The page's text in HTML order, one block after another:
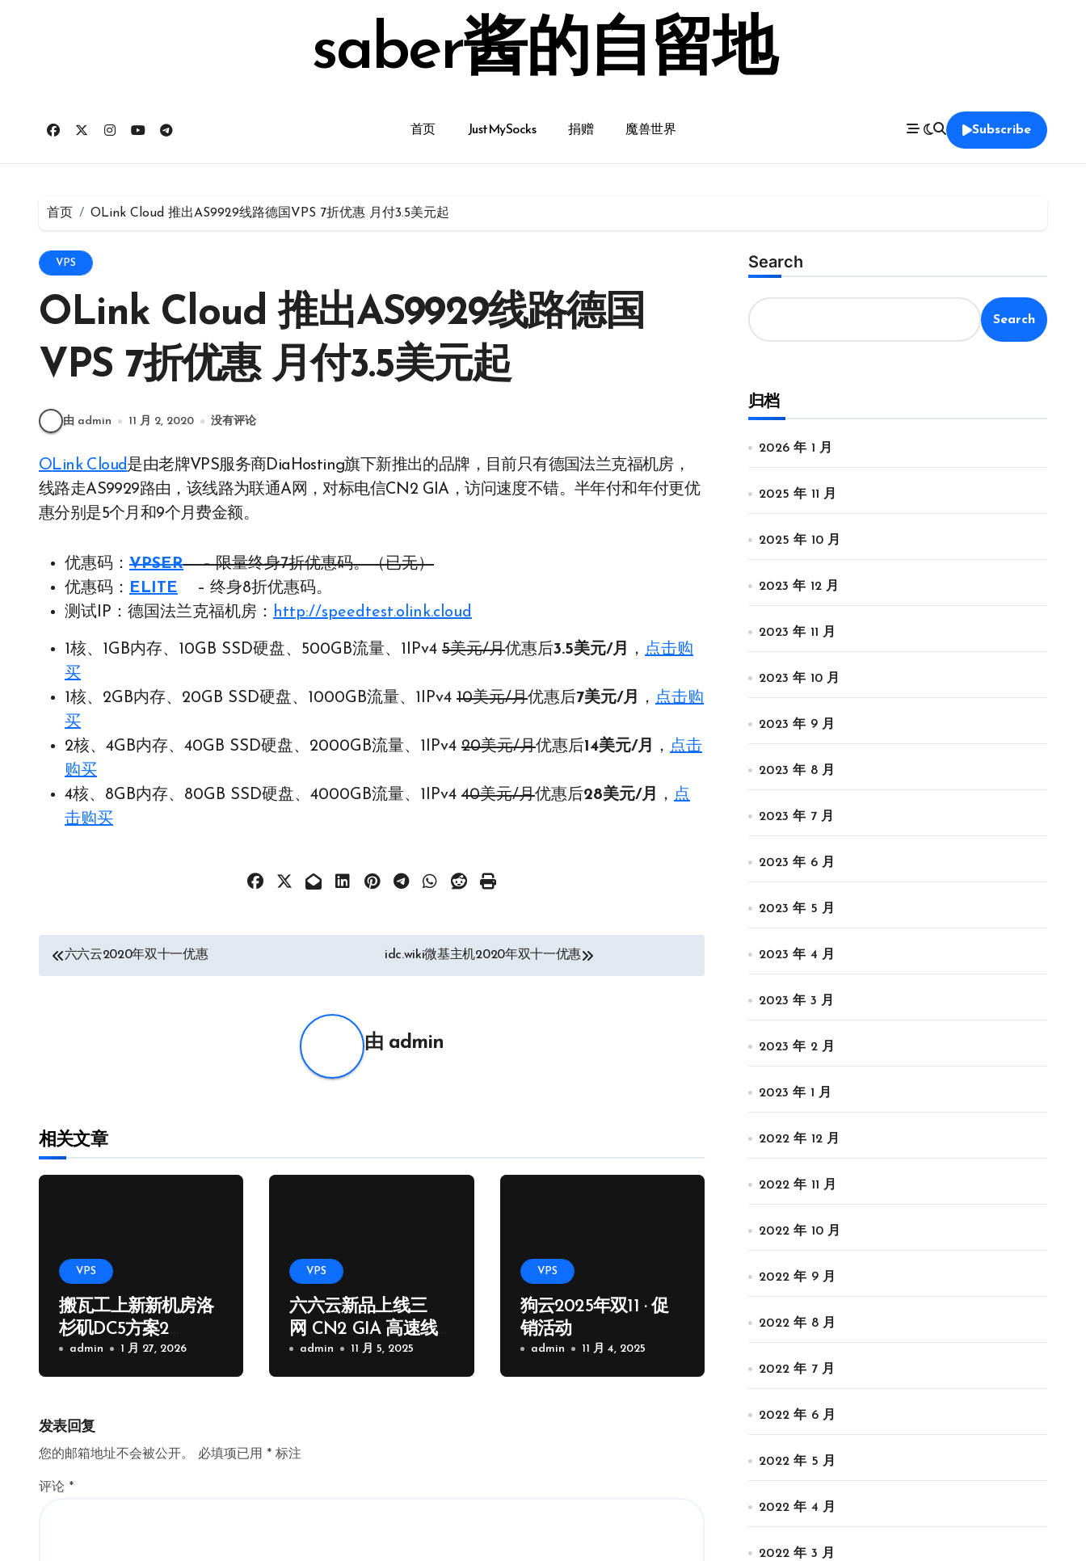
saber酱的自留地
首页 JustMySocks 捐赠 魔兽世界 Subscribe
首页 OLink Cloud 推出AS9929线路德国VPS 7折优惠 月付3.5美元起
VPS
OLink Cloud 推出AS9929线路德国
VPS 7折优惠 月付3.5美元起
由 admin 11 月 2, 2020 没有评论
OLink Cloud是由老牌VPS服务商DiaHosting旗下新推出的品牌，目前只有德国法兰克福机房，
线路走AS9929路由，该线路为联通A网，对标电信CN2 GIA，访问速度不错。半年付和年付更优
惠分别是5个月和9个月费金额。
优惠码： VPSER– 限量终身7折优惠码。（已无）
优惠码： ELITE – 终身8折优惠码。
测试IP：德国法兰克福机房： http://speedtest.olink.cloud
1核、1GB内存、10GB SSD硬盘、500GB流量、1IPv4 5美元/月优惠后3.5美元/月 ， 点击购
买
1核、2GB内存、20GB SSD硬盘、1000GB流量、1IPv4 10美元/月优惠后7美元/月 ， 点击购
买
2核、4GB内存、40GB SSD硬盘、2000GB流量、1IPv4 20美元/月优惠后14美元/月 ， 点击
购买
4核、8GB内存、80GB SSD硬盘、4000GB流量、1IPv4 40美元/月优惠后28美元/月 ， 点
击购买
文六六云2020年双十一优惠 idc.wiki微基主机2020年双十一优惠
由 admin
相关文章
VPS
搬瓦工上新新机房洛
杉矶DC5方案2
核/1G/20GB/2.5Gps/1
000G流量季付65.89
admin 1 月 27, 2026
VPS
六六云新品上线三
网 CN2 GIA 高速线
路admin 11 月 5, 2025
VPS
狗云2025年双11 · 促
销活动
admin 11 月 4, 2025
发表回复
您的邮箱地址不会被公开。 必填项已用 * 标注
评论 *
Search
Search
归档
2026 年 1 月
2025 年 11 月
2025 年 10 月
2023 年 12 月
2023 年 11 月
2023 年 10 月
2023 年 9 月
2023 年 8 月
2023 年 7 月
2023 年 6 月
2023 年 5 月
2023 年 4 月
2023 年 3 月
2023 年 2 月
2023 年 1 月
2022 年 12 月
2022 年 11 月
2022 年 10 月
2022 年 9 月
2022 年 8 月
2022 年 7 月
2022 年 6 月
2022 年 5 月
2022 年 4 月
2022 年 3 月